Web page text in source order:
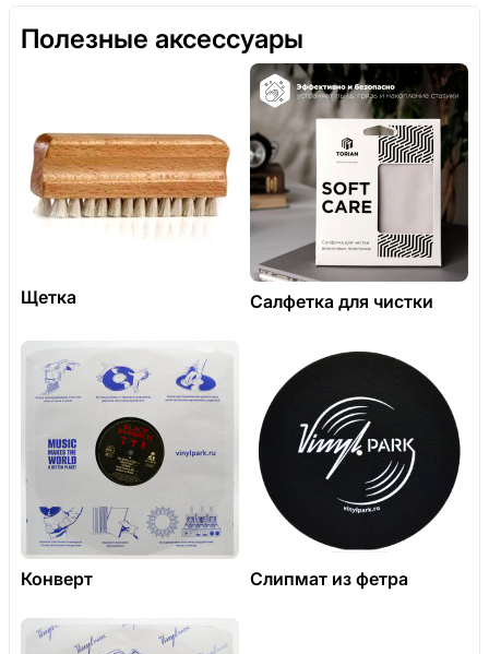
Полезные аксессуары
Щетка Салфетка для чистки
Конверт Слипмат из фетра